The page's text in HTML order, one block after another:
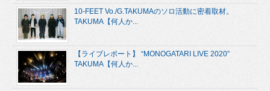
10-FEET Vo./G.TAKUMAのソロ活動に密着取材。
TAKUMA【何人か...
【ライブレポート】 “MONOGATARI LIVE 2020”
TAKUMA【何人か...